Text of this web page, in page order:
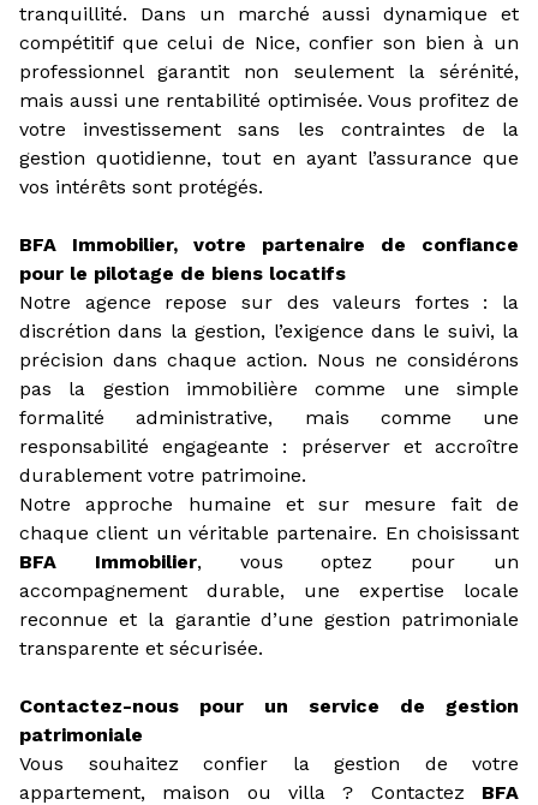
tranquillité. Dans un marché aussi dynamique et
compétitif que celui de Nice, confier son bien à un
professionnel garantit non seulement la sérénité,
mais aussi une rentabilité optimisée. Vous profitez de
votre investissement sans les contraintes de la
gestion quotidienne, tout en ayant l’assurance que
vos intérêts sont protégés.
BFA Immobilier, votre partenaire de confiance
pour le pilotage de biens locatifs
Notre agence repose sur des valeurs fortes : la
discrétion dans la gestion, l’exigence dans le suivi, la
précision dans chaque action. Nous ne considérons
pas la gestion immobilière comme une simple
formalité administrative, mais comme une
responsabilité engageante : préserver et accroître
durablement votre patrimoine.
Notre approche humaine et sur mesure fait de
chaque client un véritable partenaire. En choisissant
BFA Immobilier, vous optez pour un
accompagnement durable, une expertise locale
reconnue et la garantie d’une gestion patrimoniale
transparente et sécurisée.
Contactez-nous pour un service de gestion
patrimoniale
Vous souhaitez confier la gestion de votre
appartement, maison ou villa ? Contactez BFA